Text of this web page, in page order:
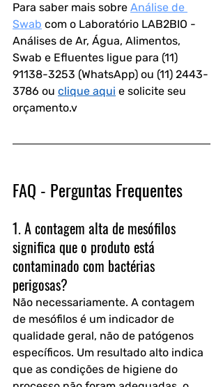
Para saber mais sobre Análise de
Swab com o Laboratório LAB2BIO -
Análises de Ar, Água, Alimentos,
Swab e Efluentes ligue para (11)
91138-3253 (WhatsApp) ou (11) 2443-
3786 ou clique aqui e solicite seu
orçamento.v
FAQ - Perguntas Frequentes
1. A contagem alta de mesófilos
significa que o produto está
contaminado com bactérias
perigosas?
Não necessariamente. A contagem
de mesófilos é um indicador de
qualidade geral, não de patógenos
específicos. Um resultado alto indica
que as condições de higiene do